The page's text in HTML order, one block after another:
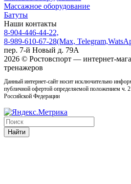
Массажное оборудование
Батуты
Наши контакты
8-904-446-44-22,
8-989-610-67-28(Max,
пер. 7-й Новый д. 79А
2026 © Ростовcпорт — интернет-
тренажеров
Данный интернет-сайт носит исключительно
публичной офертой определяемой положением ч. 2
Российской Федерации
Найти